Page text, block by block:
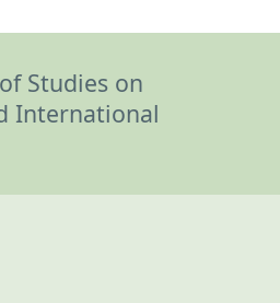
Studies on
International